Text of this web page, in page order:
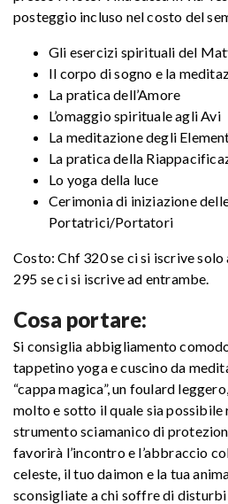
posteggio incluso nel costo del
Gli esercizi spirituali del
Il corpo di sogno e la
La pratica dell’Amore
L’omaggio spirituale agli Avi
La meditazione degli
La pratica della
Lo yoga della luce
Cerimonia di iniziazione
Portatrici/Portatori
Costo: Chf 320 se ci si iscrive solo
295 se ci si iscrive ad entrambe.
Cosa portare:
Si consiglia abbigliamento
tappetino yoga e cuscino da
“cappa magica”, un foulard
molto e sotto il quale sia possibile
strumento sciamanico di
favorirà l’incontro e l’abbraccio
celeste, il tuo daimon e la tua
sconsigliate a chi soffre di